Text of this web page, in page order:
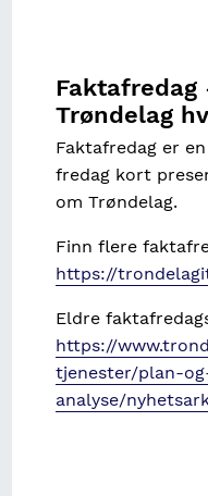
Faktafredag
Trøndelag
Faktafredag er
fredag kort
om Trøndelag.
Finn flere
https://
Eldre
https://
tjenester/plan-
analyse/